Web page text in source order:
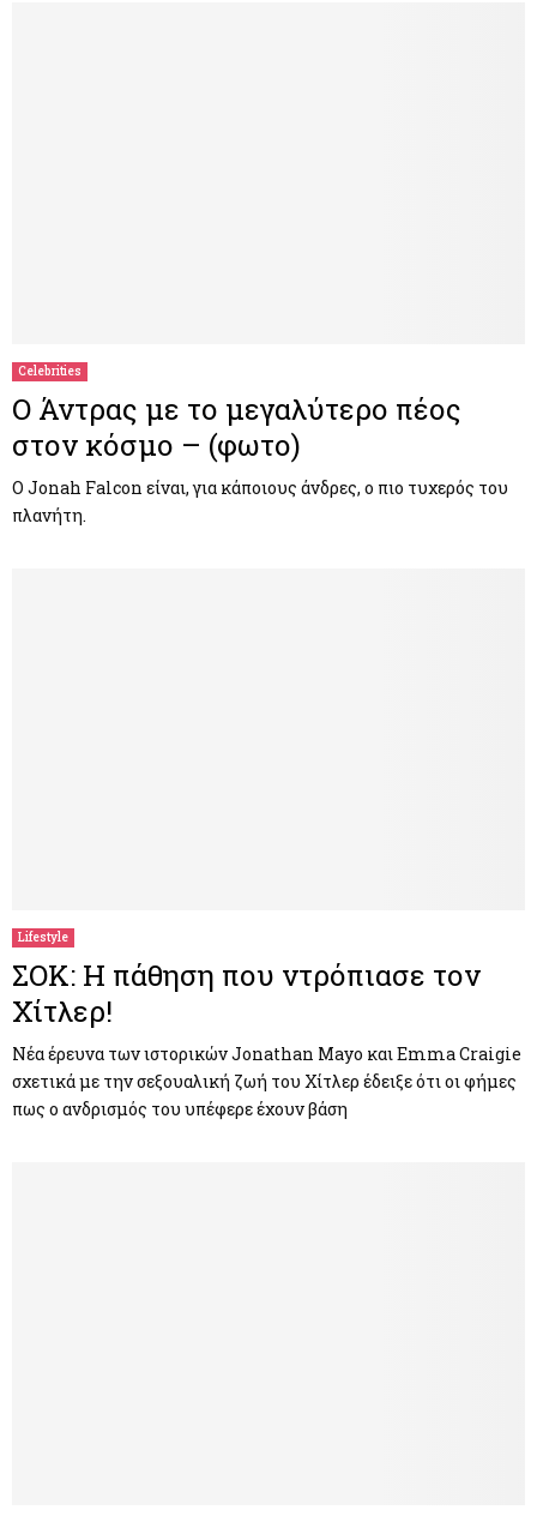
Celebrities
Ο Άντρας με το μεγαλύτερο πέος
στον κόσμο – (φωτο)
Ο Jonah Falcon είναι, για κάποιους άνδρες, ο πιο τυχερός του
πλανήτη.
Lifestyle
ΣΟΚ: Η πάθηση που ντρόπιασε τον
Χίτλερ!
Νέα έρευνα των ιστορικών Jonathan Mayo και Emma Craigie
σχετικά με την σεξουαλική ζωή του Χίτλερ έδειξε ότι οι φήμες
πως ο ανδρισμός του υπέφερε έχουν βάση